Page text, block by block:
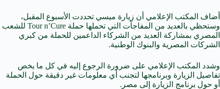
أضاف المكتب الإعلامي أن زيارة ميسي تحددت الأسبوع المقبل،
وستحظي بالعديد من المفاجآت التي تحملها حملة Tour n’Cure للشعب
المصري بمشاركة العديد من الشركاء الداعمين للحملة من كبري
الشركات المصرية والبنوك الوطنية.
وشدد المكتب الإعلامي على ضرورة الرجوع إليه في كل ما يخص
تفاصيل الزيارة وبرنامجها لتجنب أي معلومات غير دقيقة حول الحملة
أو حول برنامج الزيارة إلى مصر.